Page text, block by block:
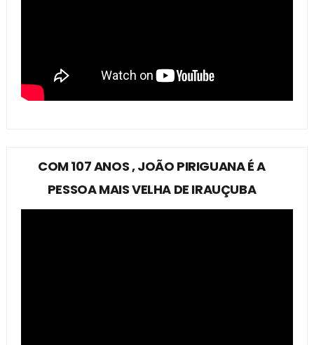
COM 107 ANOS , JOÃO PIRIGUANA É A
PESSOA MAIS VELHA DE IRAUÇUBA